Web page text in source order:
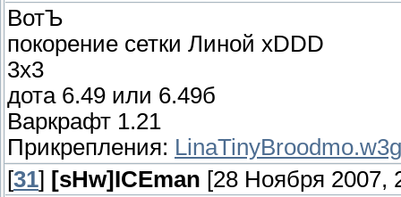
ВотЪ
покорение сетки Линой xDDD
3х3
дота 6.49 или 6.49б
Варкрафт 1.21
Прикрепления: LinaTinyBroodmo.w3g
[31] [sHw]ICEman [28 Ноября 2007,